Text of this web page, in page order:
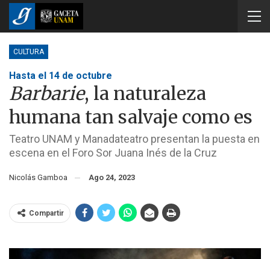
CULTURA
Hasta el 14 de octubre
Barbarie, la naturaleza
humana tan salvaje como es
Teatro UNAM y Manadateatro presentan la puesta en
escena en el Foro Sor Juana Inés de la Cruz
Nicolás Gamboa Ago 24, 2023
Compartir